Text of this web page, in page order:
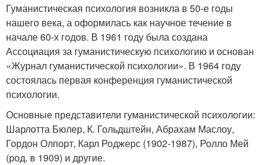
Гуманистическая психология возникла в 50-е годы
нашего века, а оформилась как научное течение в
начале 60-х годов. В 1961 году была создана
Ассоциация за гуманистическую психологию и основан
«Журнал гуманистической психологии». В 1964 году
состоялась первая конференция гуманистической
психологии.
Основные представители гуманистической психологии:
Шарлотта Бюлер, К. Гольдштейн, Абрахам Маслоу,
Гордон Олпорт, Карл Роджерс (1902-1987), Ролло Мей
(род. в 1909) и другие.